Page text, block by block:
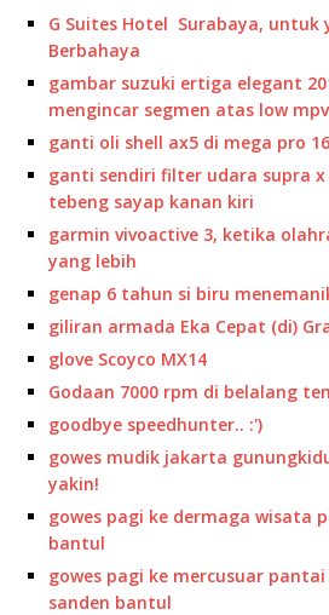
G Suites Hotel Surabaya, untuk
Berbahaya
gambar suzuki ertiga elegant
mengincar segmen atas low
ganti oli shell ax5 di mega pro
ganti sendiri filter udara supra x
tebeng sayap kanan kiri
garmin vivoactive 3, ketika
yang lebih
genap 6 tahun si biru
giliran armada Eka Cepat (di)
glove Scoyco MX14
Godaan 7000 rpm di belalang
goodbye speedhunter.. :')
gowes mudik jakarta
yakin!
gowes pagi ke dermaga wisata
bantul
gowes pagi ke mercusuar
sanden bantul